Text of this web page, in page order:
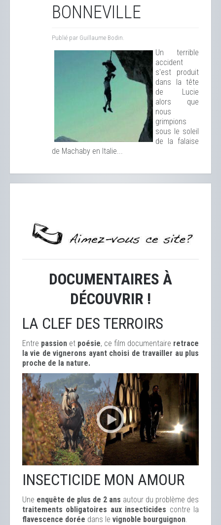
BONNEVILLE
Publié par Guillaume Bodin.
Un terrible
accident
s'est produit
dans la tête
de Lucie
alors que
nous
grimpions
sous le soleil
de la falaise
de Machaby en Italie...
DOCUMENTAIRES À
DÉCOUVRIR !
LA CLEF DES TERROIRS
Entre passion et poésie, ce film documentaire retrace
la vie de vignerons ayant choisi de travailler au plus
proche de la nature.
INSECTICIDE MON AMOUR
Une enquête de plus de 2 ans autour du problème des
traitements obligatoires aux insecticides contre la
flavescence dorée dans le vignoble bourguignon.